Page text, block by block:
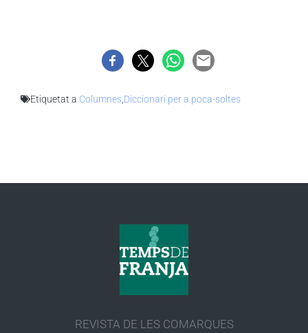
Etiquetat a Columnes Diccionari per a poca-soltes
REVISTA DE LES COMARQUES